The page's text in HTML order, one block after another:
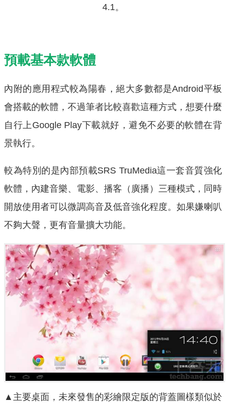
4.1。
預載基本款軟體
內附的應用程式較為陽春，絕大多數都是Android平板
會搭載的軟體，不過筆者比較喜歡這種方式，想要什麼
自行上Google Play下載就好，避免不必要的軟體在背
景執行。
較為特別的是內部預載SRS TruMedia這一套音質強化
軟體，內建音樂、電影、播客（廣播）三種模式，同時
開放使用者可以微調高音及低音強化程度。如果嫌喇叭
不夠大聲，更有音量擴大功能。
▲主要桌面，未來發售的彩繪限定版的背蓋圖樣類似於